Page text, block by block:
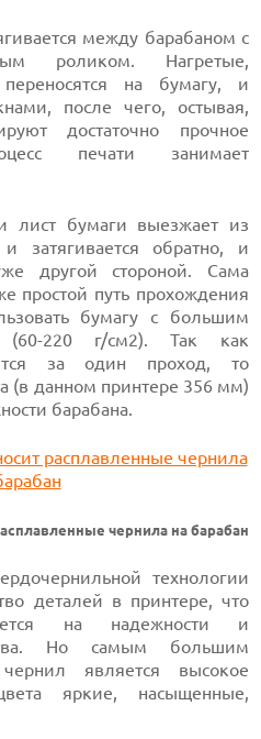
между барабаном с
роликом. Нагретые,
на бумагу, и
после чего, остывая,
достаточно прочное
печати занимает
лист бумаги выезжает из
затягивается обратно, и
другой стороной. Сама
простой путь прохождения
бумагу с большим
(60-220г/см2). Так как
за один проход, то
(в данном принтере 356 мм)
барабана.
чернила на барабан
технологии
деталей в принтере, что
на надежности и
Но самым большим
является высокое
яркие, насыщенные,